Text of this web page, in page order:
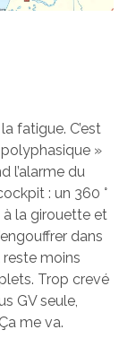
fatigue. C’est
»
l’alarme du
: un 360 °
à la girouette et
dans
reste moins
Trop crevé
GV seule,
me va.